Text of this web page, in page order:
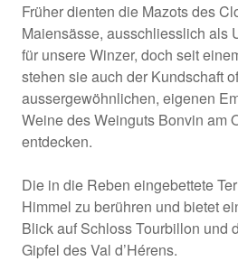
Früher dienten die Mazots des
Maiensässe, ausschliesslich als
für unsere Winzer, doch seit
stehen sie auch der Kundschaft
aussergewöhnlichen, eigenen
Weine des Weinguts Bonvin am
entdecken.
Die in die Reben eingebettete
Himmel zu berühren und bietet
Blick auf Schloss Tourbillon und
Gipfel des Val d’Hérens.